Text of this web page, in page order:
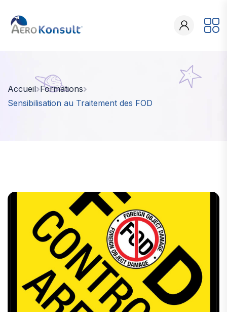
Accueil Formations
Sensibilisation au Traitement des FOD